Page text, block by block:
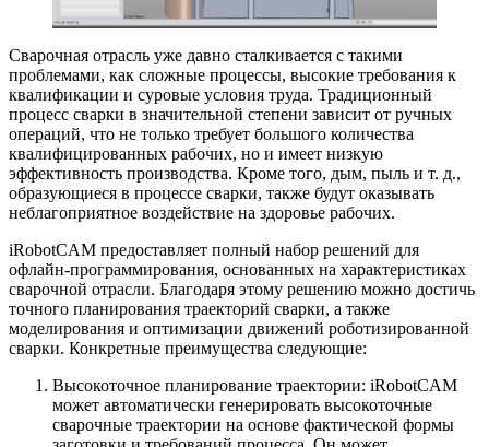
Сварочная отрасль уже давно сталкивается с такими
проблемами, как сложные процессы, высокие требования к
квалификации и суровые условия труда. Традиционный
процесс сварки в значительной степени зависит от ручных
операций, что не только требует большого количества
квалифицированных рабочих, но и имеет низкую
эффективность производства. Кроме того, дым, пыль и т. д.,
образующиеся в процессе сварки, также будут оказывать
неблагоприятное воздействие на здоровье рабочих.
iRobotCAM предоставляет полный набор решений для
офлайн-программирования, основанных на характеристиках
сварочной отрасли. Благодаря этому решению можно достичь
точного планирования траекторий сварки, а также
моделирования и оптимизации движений роботизированной
сварки. Конкретные преимущества следующие:
Высокоточное планирование траектории: iRobotCAM
может автоматически генерировать высокоточные
сварочные траектории на основе фактической формы